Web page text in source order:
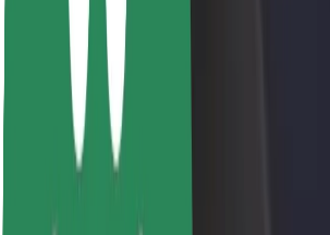
Befektetői kapcsolatok
Vezetőség
Márka
Média
Urban Fund